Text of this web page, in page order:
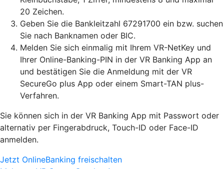
20 Zeichen.
Geben Sie die Bankleitzahl 67291700 ein bzw. suchen
Sie nach Banknamen oder BIC.
Melden Sie sich einmalig mit Ihrem VR-NetKey und
Ihrer Online-Banking-PIN in der VR Banking App an
und bestätigen Sie die Anmeldung mit der VR
SecureGo plus App oder einem Smart-TAN plus-
Verfahren.
Sie können sich in der VR Banking App mit Passwort oder
alternativ per Fingerabdruck, Touch-ID oder Face-ID
anmelden.
Jetzt OnlineBanking freischalten